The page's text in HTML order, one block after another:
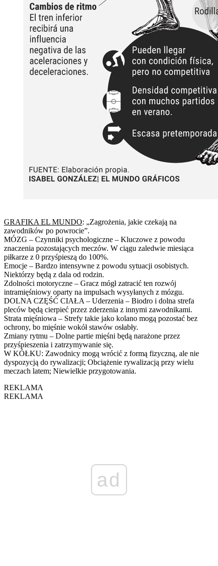
GRAFIKA EL MUNDO: „Zagrożenia, jakie czekają na
zawodników po powrocie”.
MÓZG – Czynniki psychologiczne – Kluczowe z powodu
znaczenia pozostających meczów. W ciągu zaledwie miesiąca
piłkarze z 0 przyśpieszą do 100%.
Emocje – Bardzo intensywne z powodu sytuacji osobistych.
Niektórzy będą z dala od rodzin.
Zdolności motoryczne – Gracz mógł zatracić ten rozwój
intramięśniowy oparty na impulsach wysyłanych z mózgu.
DOLNA CZĘŚĆ CIAŁA – Uderzenia – Biodro i dolna strefa
pleców będą cierpieć przez zderzenia z innymi zawodnikami.
Strata mięśniowa – Strefy takie jako kolano mogą pozostać bez
ochrony, bo mięśnie wokół stawów osłabły.
Zmiany rytmu – Dolne partie mięśni będą narażone przez
przyśpieszenia i zatrzymywanie się.
W KÓŁKU: Zawodnicy mogą wrócić z formą fizyczną, ale nie
dyspozycją do rywalizacji; Obciążenie rywalizacją przy wielu
meczach latem; Niewielkie przygotowania.
REKLAMA
REKLAMA
ad